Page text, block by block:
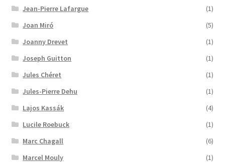
Jean-Pierre Lafargue
(1)
Joan Miró
(5)
Joanny Drevet
(1)
Joseph Guitton
(1)
Jules Chéret
(1)
Jules-Pierre Dehu
(1)
Lajos Kassák
(4)
Lucile Roebuck
(1)
Marc Chagall
(6)
Marcel Mouly
(1)